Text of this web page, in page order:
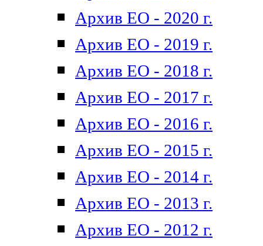
Архив ЕО - 2020 г.
Архив ЕО - 2019 г.
Архив ЕО - 2018 г.
Архив ЕО - 2017 г.
Архив ЕО - 2016 г.
Архив ЕО - 2015 г.
Архив ЕО - 2014 г.
Архив ЕО - 2013 г.
Архив ЕО - 2012 г.